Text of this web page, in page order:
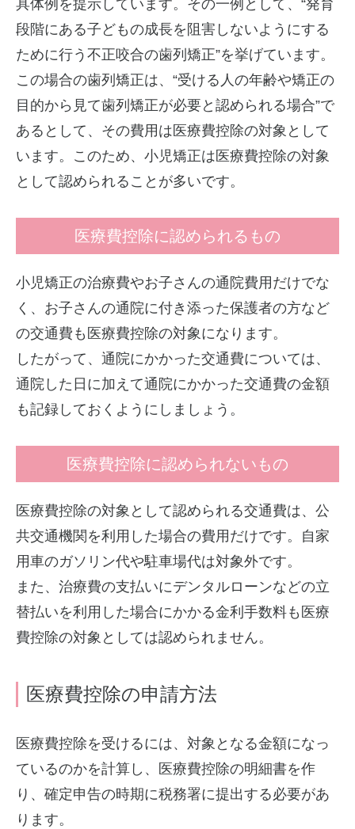
具体例を提示しています。その一例として、“発育
段階にある子どもの成長を阻害しないようにする
ために行う不正咬合の歯列矯正”を挙げています。
この場合の歯列矯正は、“受ける人の年齢や矯正の
目的から見て歯列矯正が必要と認められる場合”で
あるとして、その費用は医療費控除の対象として
います。このため、小児矯正は医療費控除の対象
として認められることが多いです。
医療費控除に認められるもの
小児矯正の治療費やお子さんの通院費用だけでな
く、お子さんの通院に付き添った保護者の方など
の交通費も医療費控除の対象になります。
したがって、通院にかかった交通費については、
通院した日に加えて通院にかかった交通費の金額
も記録しておくようにしましょう。
医療費控除に認められないもの
医療費控除の対象として認められる交通費は、公
共交通機関を利用した場合の費用だけです。自家
用車のガソリン代や駐車場代は対象外です。
また、治療費の支払いにデンタルローンなどの立
替払いを利用した場合にかかる金利手数料も医療
費控除の対象としては認められません。
医療費控除の申請方法
医療費控除を受けるには、対象となる金額になっ
ているのかを計算し、医療費控除の明細書を作
り、確定申告の時期に税務署に提出する必要があ
ります。